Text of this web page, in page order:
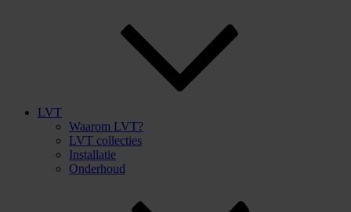
LVT
Waarom LVT?
LVT collecties
Installatie
Onderhoud